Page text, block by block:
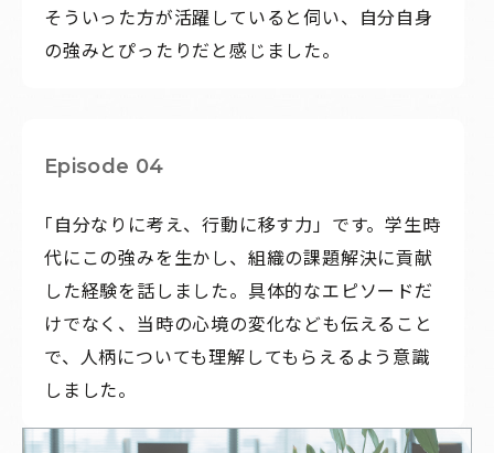
そういった方が活躍していると伺い、自分自身
の強みとぴったりだと感じました。
Episode 04
「自分なりに考え、行動に移す力」です。学生時
代にこの強みを生かし、組織の課題解決に貢献
した経験を話しました。具体的なエピソードだ
けでなく、当時の心境の変化なども伝えること
で、人柄についても理解してもらえるよう意識
しました。